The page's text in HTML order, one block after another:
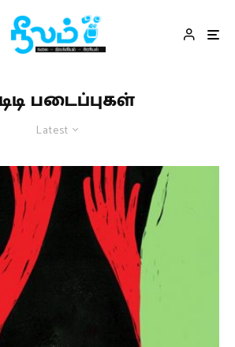
படைப்புகள்
Latest